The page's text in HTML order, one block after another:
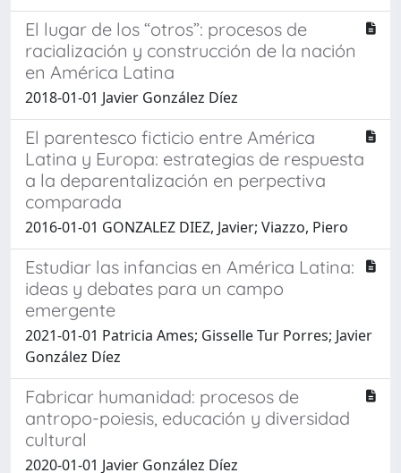
El lugar de los “otros”: procesos de
racialización y construcción de la nación
en América Latina
2018-01-01 Javier González Díez
El parentesco ficticio entre América
Latina y Europa: estrategias de respuesta
a la deparentalización en perpectiva
comparada
2016-01-01 GONZALEZ DIEZ, Javier; Viazzo, Piero
Estudiar las infancias en América Latina:
ideas y debates para un campo
emergente
2021-01-01 Patricia Ames; Gisselle Tur Porres; Javier
González Díez
Fabricar humanidad: procesos de
antropo-poiesis, educación y diversidad
cultural
2020-01-01 Javier González Díez